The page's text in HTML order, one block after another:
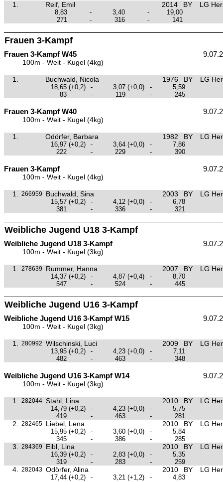
1. Reif, Emil 2014 BY LG
8,83 - 3,40 -
19,00
271
- 316 - 141
Frauen 3-Kampf
Frauen 3-Kampf W45
100m - Weit - Kugel (4kg)
1. Buchwald, Nicola 1976 BY LG
18,65 (+0,2) - 3,07 (+0,0) -
5,59
83
- 119 - 245
Frauen 3-Kampf W40
100m - Weit - Kugel (4kg)
1. Odörfer, Barbara 1982 BY LG
16,97 (+0,2) - 3,64 (+0,0) -
7,86
222
- 229 - 390
Frauen 3-Kampf
100m - Weit - Kugel (4kg)
1. 266959 Buchwald, Sina 2003 BY LG
15,57 (+0,2) - 4,12 (+0,0) -
6,78
381
- 336 - 321
Weibliche Jugend U18 3-Kampf
Weibliche Jugend U18 3-Kampf
100m - Weit - Kugel (3kg)
1. 278639 Rummer, Hanna 2007 BY LG
14,37 (+0,2) - 4,87 (+0,4) -
8,70
547
- 524 - 445
Weibliche Jugend U16 3-Kampf
Weibliche Jugend U16 3-Kampf W15
100m - Weit - Kugel (3kg)
1. 280992 Wilschinski, Luci 2009 BY LG
13,95 (+0,2) - 4,23 (+0,0) -
7,11
482
- 463 - 348
Weibliche Jugend U16 3-Kampf W14
100m - Weit - Kugel (3kg)
1. 282044 Stahl, Lina 2010 BY LG
14,79 (+0,2) - 4,23 (+0,0) -
5,75
419
- 463 - 281
2. 282465 Liebel, Lena 2010 BY LG
15,95 (+0,2) - 3,60 (+0,0) -
5,84
345
- 386 - 285
3. 284369 Eibl, Lina 2010 BY LG
16,39 (+0,2) - 2,83 (+0,0) -
5,35
319
- 283 - 259
4. 282043 Odörfer, Alina 2010 BY LG
17,44 (+0,2) - 3,21 (+1,2) -
4,83